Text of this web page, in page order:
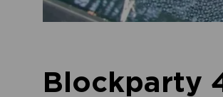
Blockparty